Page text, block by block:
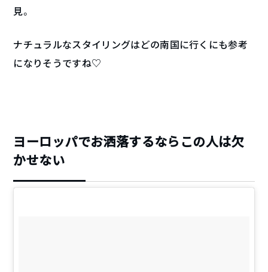
見。
ナチュラルなスタイリングはどの南国に行くにも参考
になりそうですね♡
ヨーロッパでお洒落するならこの人は欠
かせない